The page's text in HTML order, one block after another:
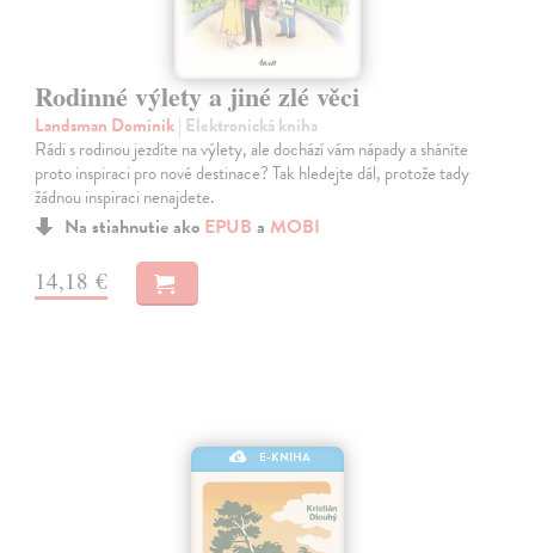
Rodinné výlety a jiné zlé věci
Landsman Dominik| Elektronická kniha
Rádi s rodinou jezdíte na výlety, ale dochází vám nápady a sháníte
proto inspiraci pro nové destinace? Tak hledejte dál, protože tady
žádnou inspiraci nenajdete.
Na stiahnutie ako EPUB a MOBI
14,18 €
E-KNIHA